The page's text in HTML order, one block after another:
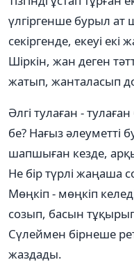
үлгіргенше бурыл
секіргенде, екеуі
Шіркін, жан деген
жатып, жанталасып
Әлгі тулаған -
бе? Нағыз әлеуметті
шапшыған кезде,
Не бір түрлі жаңаша
Мөңкіп - мөңкіп
созып, басын
Сүлеймен бірнеше
жаздады.